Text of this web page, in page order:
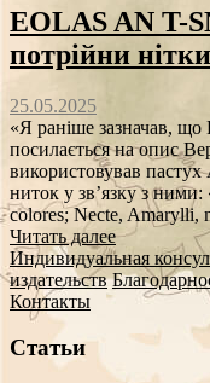
EOLAS AN T-
потрійни
25.05.2025
«Я раніше зазначав, що
посилається на опис
використовував
ниток у зв’язку з
colores; Necte, Amarylli,
Читать далее
Индивидуальная
издательств
Контакты
Статьи